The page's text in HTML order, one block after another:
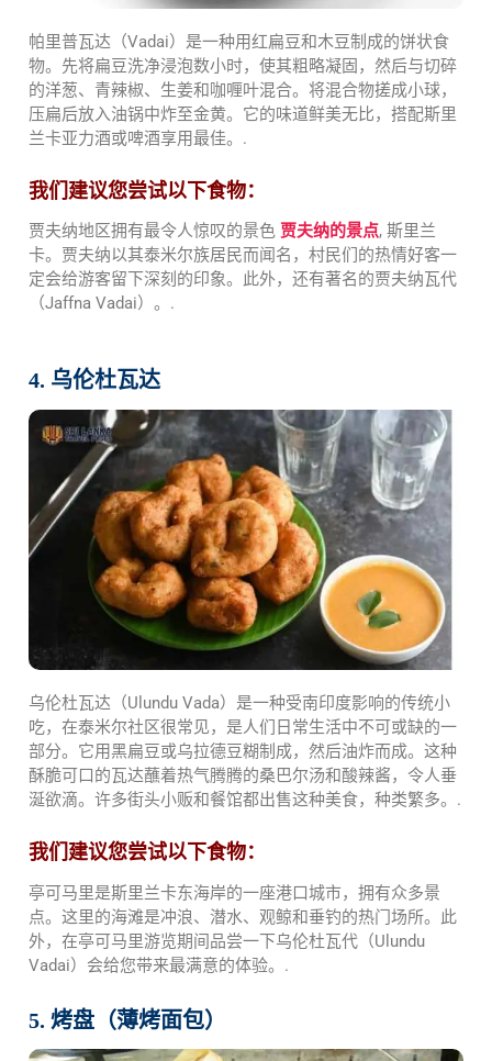
帕里普瓦达（Vadai）是一种用红扁豆和木豆制成的饼状食
物。先将扁豆洗净浸泡数小时，使其粗略凝固，然后与切碎
的洋葱、青辣椒、生姜和咖喱叶混合。将混合物搓成小球，
压扁后放入油锅中炸至金黄。它的味道鲜美无比，搭配斯里
兰卡亚力酒或啤酒享用最佳。.
我们建议您尝试以下食物：
贾夫纳地区拥有最令人惊叹的景色 贾夫纳的景点, 斯里兰
卡。贾夫纳以其泰米尔族居民而闻名，村民们的热情好客一
定会给游客留下深刻的印象。此外，还有著名的贾夫纳瓦代
（Jaffna Vadai）。.
4. 乌伦杜瓦达
乌伦杜瓦达（Ulundu Vada）是一种受南印度影响的传统小
吃，在泰米尔社区很常见，是人们日常生活中不可或缺的一
部分。它用黑扁豆或乌拉德豆糊制成，然后油炸而成。这种
酥脆可口的瓦达蘸着热气腾腾的桑巴尔汤和酸辣酱，令人垂
涎欲滴。许多街头小贩和餐馆都出售这种美食，种类繁多。.
我们建议您尝试以下食物：
亭可马里是斯里兰卡东海岸的一座港口城市，拥有众多景
点。这里的海滩是冲浪、潜水、观鲸和垂钓的热门场所。此
外，在亭可马里游览期间品尝一下乌伦杜瓦代（Ulundu
Vadai）会给您带来最满意的体验。.
5. 烤盘（薄烤面包）